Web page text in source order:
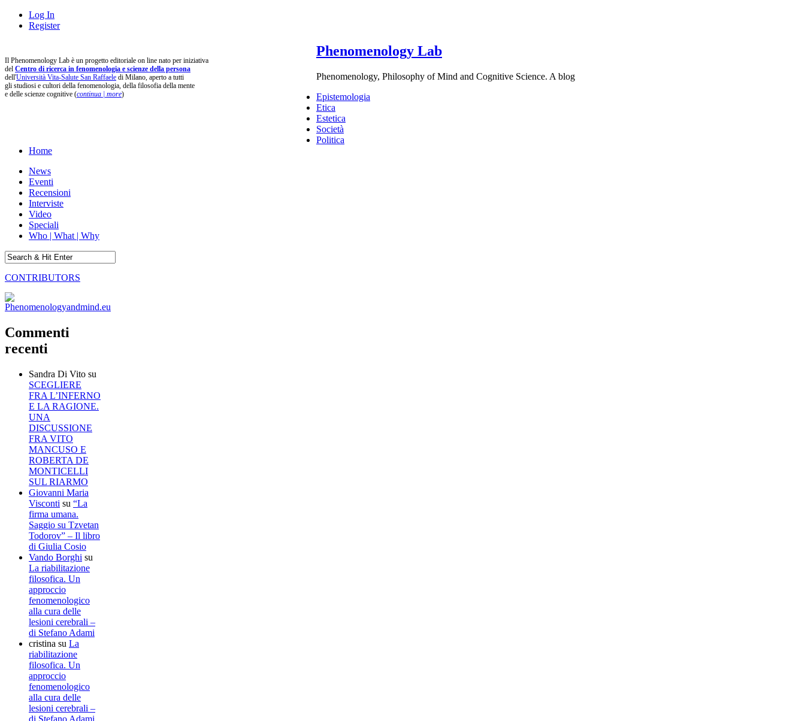
Log In
Register
Il Phenomenology Lab è un progetto editoriale on line nato per iniziativa
del Centro di ricerca in fenomenologia e scienze della persona
dell'Università Vita-Salute San Raffaele di Milano, aperto a tutti
gli studiosi e cultori della fenomenologia, della filosofia della mente
e delle scienze cognitive (continua | more)
Phenomenology Lab
Phenomenology, Philosophy of Mind and Cognitive Science. A blog
Epistemologia
Etica
Estetica
Società
Politica
Home
News
Eventi
Recensioni
Interviste
Video
Speciali
Who | What | Why
CONTRIBUTORS
Commenti
recenti
Sandra Di Vito su
SCEGLIERE
FRA L’INFERNO
E LA RAGIONE.
UNA
DISCUSSIONE
FRA VITO
MANCUSO E
ROBERTA DE
MONTICELLI
SUL RIARMO
Giovanni Maria
Visconti su “La
firma umana.
Saggio su Tzvetan
Todorov” – Il libro
di Giulia Cosio
Vando Borghi su
La riabilitazione
filosofica. Un
approccio
fenomenologico
alla cura delle
lesioni cerebrali –
di Stefano Adami
cristina su La
riabilitazione
filosofica. Un
approccio
fenomenologico
alla cura delle
lesioni cerebrali –
di Stefano Adami